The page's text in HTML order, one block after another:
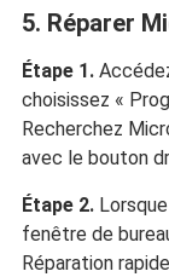
5. Réparer
Étape 1.
choisissez «
Recherchez
avec le bouton
Étape 2.Lorsque
fenêtre de
Réparation